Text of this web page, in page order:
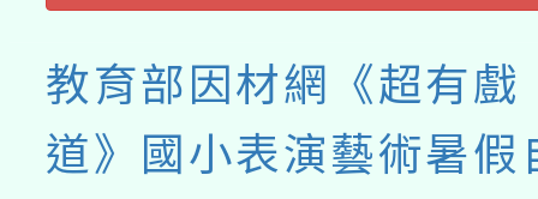
教育部因材網《超有戲
道》國小表演藝術暑假